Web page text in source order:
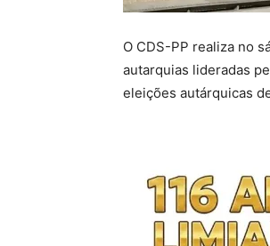
O CDS-PP realiza no
autarquias lideradas
eleições autárquicas